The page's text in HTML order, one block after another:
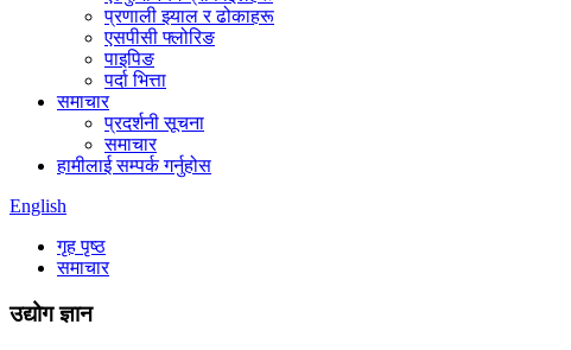
प्रणाली झ्याल र ढोकाहरू
एसपीसी फ्लोरिङ
पाइपिङ
पर्दा भित्ता
समाचार
प्रदर्शनी सूचना
समाचार
हामीलाई सम्पर्क गर्नुहोस
English
गृह पृष्ठ
समाचार
उद्योग ज्ञान